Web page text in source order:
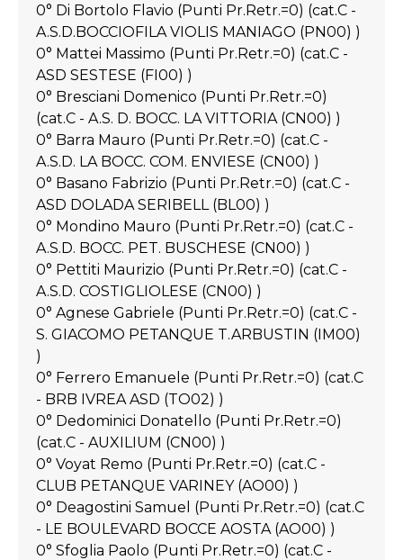
0° Di Bortolo Flavio (Punti Pr.Retr.=0) (cat.C -
A.S.D.BOCCIOFILA VIOLIS MANIAGO (PN00) )
0° Mattei Massimo (Punti Pr.Retr.=0) (cat.C -
ASD SESTESE (FI00) )
0° Bresciani Domenico (Punti Pr.Retr.=0)
(cat.C - A.S. D. BOCC. LA VITTORIA (CN00) )
0° Barra Mauro (Punti Pr.Retr.=0) (cat.C -
A.S.D. LA BOCC. COM. ENVIESE (CN00) )
0° Basano Fabrizio (Punti Pr.Retr.=0) (cat.C -
ASD DOLADA SERIBELL (BL00) )
0° Mondino Mauro (Punti Pr.Retr.=0) (cat.C -
A.S.D. BOCC. PET. BUSCHESE (CN00) )
0° Pettiti Maurizio (Punti Pr.Retr.=0) (cat.C -
A.S.D. COSTIGLIOLESE (CN00) )
0° Agnese Gabriele (Punti Pr.Retr.=0) (cat.C -
S. GIACOMO PETANQUE T.ARBUSTIN (IM00)
)
0° Ferrero Emanuele (Punti Pr.Retr.=0) (cat.C
- BRB IVREA ASD (TO02) )
0° Dedominici Donatello (Punti Pr.Retr.=0)
(cat.C - AUXILIUM (CN00) )
0° Voyat Remo (Punti Pr.Retr.=0) (cat.C -
CLUB PETANQUE VARINEY (AO00) )
0° Deagostini Samuel (Punti Pr.Retr.=0) (cat.C
- LE BOULEVARD BOCCE AOSTA (AO00) )
0° Sfoglia Paolo (Punti Pr.Retr.=0) (cat.C -